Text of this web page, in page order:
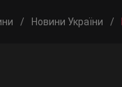
/ Новини України /